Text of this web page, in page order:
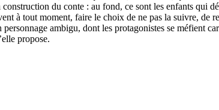
construction du conte : au fond, ce sont les enfants qui
à tout moment, faire le choix de ne pas la suivre, de
ambigu, dont les protagonistes se méfient
propose.